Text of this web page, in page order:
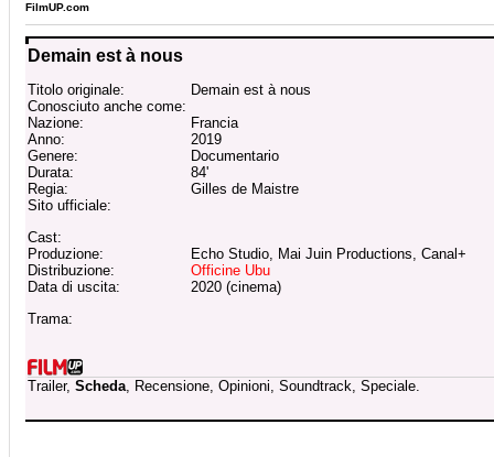
FilmUP.com
Demain est à nous
Titolo originale:
Demain est à nous
Conosciuto anche come:
Nazione:
Francia
Anno:
2019
Genere:
Documentario
Durata:
84'
Regia:
Gilles de Maistre
Sito ufficiale:
Cast:
Produzione:
Echo Studio, Mai Juin Productions, Canal+
Distribuzione:
Officine Ubu
Data di uscita:
2020 (cinema)
Trama:
Trailer, Scheda, Recensione, Opinioni, Soundtrack, Speciale.